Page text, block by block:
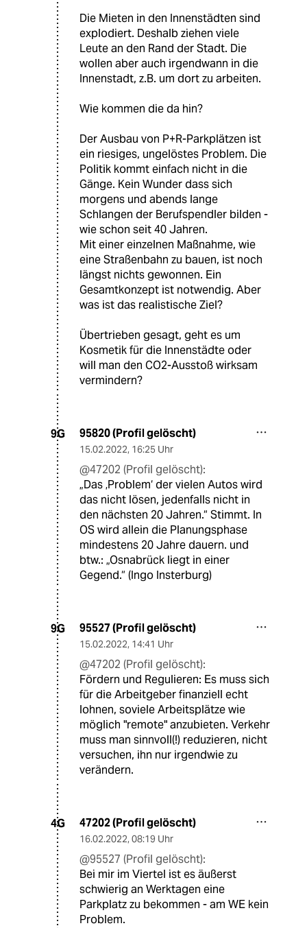
Die Mieten in den Innenstädten sind
explodiert. Deshalb ziehen viele
Leute an den Rand der Stadt. Die
wollen aber auch irgendwann in die
Innenstadt, z.B. um dort zu arbeiten.
Wie kommen die da hin?
Der Ausbau von P+R-Parkplätzen ist
ein riesiges, ungelöstes Problem. Die
Politik kommt einfach nicht in die
Gänge. Kein Wunder dass sich
morgens und abends lange
Schlangen der Berufspendler bilden -
wie schon seit 40 Jahren.
Mit einer einzelnen Maßnahme, wie
eine Straßenbahn zu bauen, ist noch
längst nichts gewonnen. Ein
Gesamtkonzept ist notwendig. Aber
was ist das realistische Ziel?
Übertrieben gesagt, geht es um
Kosmetik für die Innenstädte oder
will man den CO2-Ausstoß wirksam
vermindern?
9G 95820 (Profil gelöscht)
15.02.2022, 16:25 Uhr
@47202 (Profil gelöscht):
„Das ‚Problem‘ der vielen Autos wird
das nicht lösen, jedenfalls nicht in
den nächsten 20 Jahren.“ Stimmt. In
OS wird allein die Planungsphase
mindestens 20 Jahre dauern. und
btw.: „Osnabrück liegt in einer
Gegend.“ (Ingo Insterburg)
9G 95527 (Profil gelöscht)
15.02.2022, 14:41 Uhr
@47202 (Profil gelöscht):
Fördern und Regulieren: Es muss sich
für die Arbeitgeber finanziell echt
lohnen, soviele Arbeitsplätze wie
möglich "remote" anzubieten. Verkehr
muss man sinnvoll(!) reduzieren, nicht
versuchen, ihn nur irgendwie zu
verändern.
4G 47202 (Profil gelöscht)
16.02.2022, 08:19 Uhr
@95527 (Profil gelöscht):
Bei mir im Viertel ist es äußerst
schwierig an Werktagen eine
Parkplatz zu bekommen - am WE kein
Problem.